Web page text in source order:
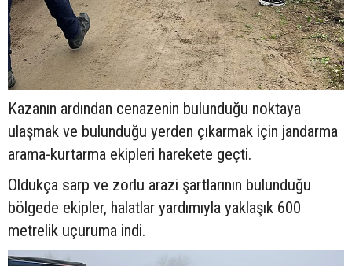
Kazanın ardından cenazenin bulunduğu noktaya
ulaşmak ve bulunduğu yerden çıkarmak için jandarma
arama-kurtarma ekipleri harekete geçti.
Oldukça sarp ve zorlu arazi şartlarının bulunduğu
bölgede ekipler, halatlar yardımıyla yaklaşık 600
metrelik uçuruma indi.